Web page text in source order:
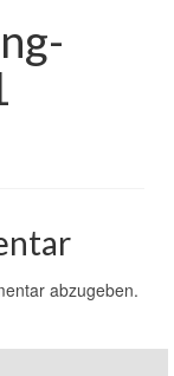
abzugeben.